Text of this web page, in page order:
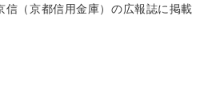
信（京都信用金庫）の広報誌に掲載